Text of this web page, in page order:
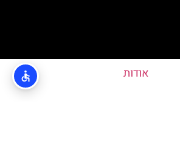
אודות